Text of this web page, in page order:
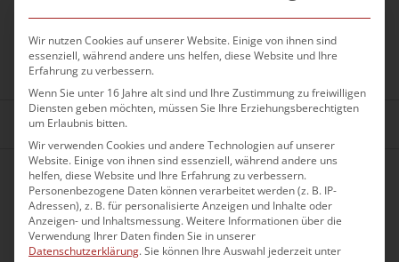
Hier kannst du nach Firmen oder
Ausbildungsberufen suchen
Gehe zu ...
Wir nutzen Cookies auf unserer Website. Einige von ihnen sind
essenziell, während andere uns helfen, diese Website und Ihre
Erfahrung zu verbessern.
Wenn Sie unter 16 Jahre alt sind und Ihre Zustimmung zu freiwilligen
Diensten geben möchten, müssen Sie Ihre Erziehungsberechtigten
um Erlaubnis bitten.
Wir verwenden Cookies und andere Technologien auf unserer
Website. Einige von ihnen sind essenziell, während andere uns
helfen, diese Website und Ihre Erfahrung zu verbessern.
Personenbezogene Daten können verarbeitet werden (z. B. IP-
Adressen), z. B. für personalisierte Anzeigen und Inhalte oder
Anzeigen- und Inhaltsmessung.Weitere Informationen über die
Verwendung Ihrer Daten finden Sie in unserer
Datenschutzerklärung.Sie können Ihre Auswahl jederzeit unter